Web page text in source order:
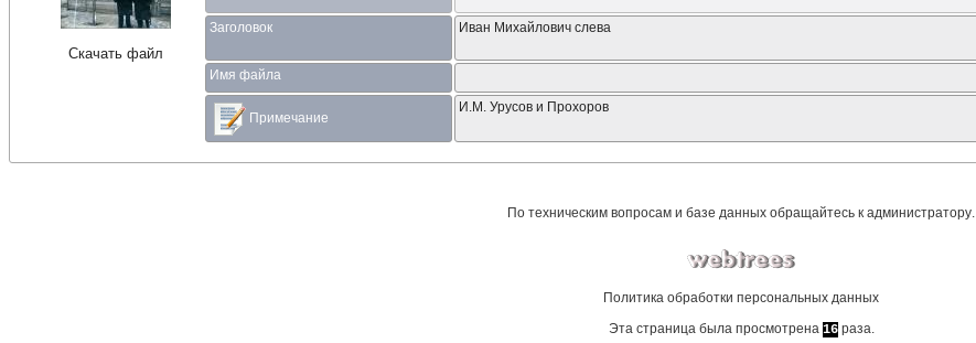
Скачать файл
Заголовок Иван Михайлович слева
Имя файла
Примечание
И.М. Урусов и Прохоров
По техническим вопросам и базе данных обращайтесь к администратору.
Политика обработки персональных данных
Эта страница была просмотрена 16раза.